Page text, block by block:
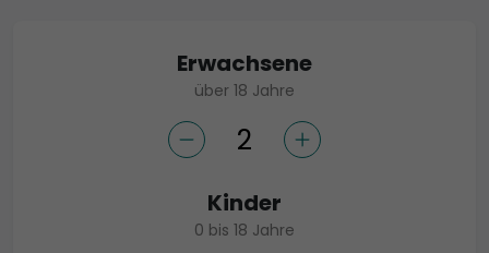
Erwachsene
über 18 Jahre
Kinder
0 bis 18 Jahre